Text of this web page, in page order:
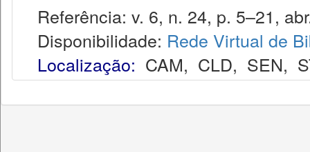
Referência: v. 6, n. 24, p. 5–21,
Disponibilidade: Rede Virtual de
Localização: CAM, CLD, SEN,